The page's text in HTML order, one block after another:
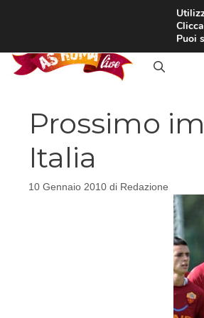
Prossimo
Italia
10 Gennaio 2010 di Redazione
Puoi